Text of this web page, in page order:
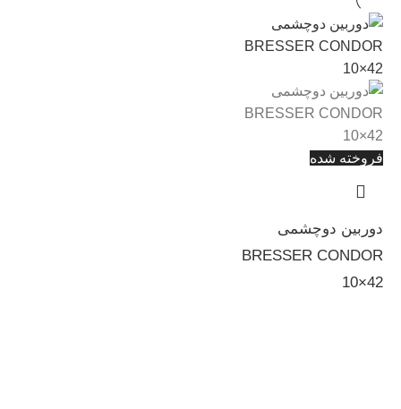
فروخته شده
دوربین دوچشمی
BRESSER CONDOR
10×42